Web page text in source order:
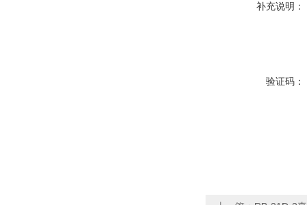
补充说明：
验证码：